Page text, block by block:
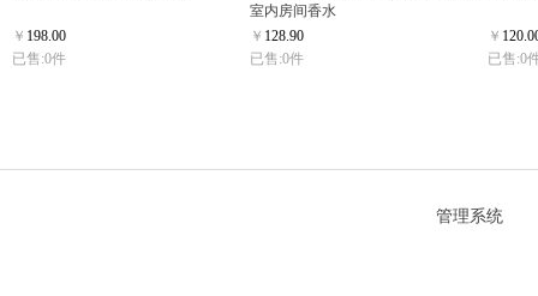
￥ 198.00
已售:0件
室内房间香水
￥ 128.90
已售:0件
￥
已售:0
管理系统